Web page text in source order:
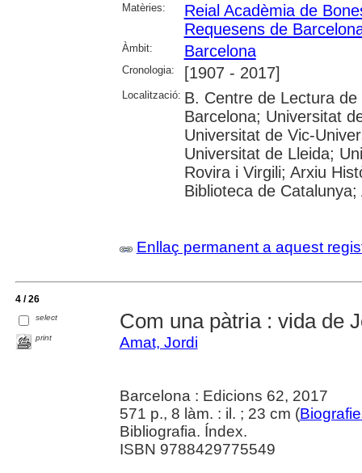
Matèries:
Reial Acadèmia de
Requesens de
Àmbit: Barcelona
Cronologia: [1907 - 2017]
Localització: B. Centre de Lectura
Barcelona; Universitat
Universitat de Vic-
Universitat de Lleida;
Rovira i Virgili; Arxiu
Biblioteca de
Enllaç permanent a aquest
4 / 26
select
print
Com una pàtria : vida de
Amat, Jordi
Barcelona : Edicions 62, 2017
571 p., 8 làm. : il. ; 23 cm (
Bibliografia. Índex.
ISBN 9788429775549